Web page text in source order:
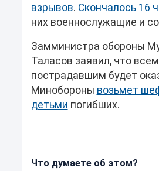
взрывов. Скончалось 16
них военнослужащие и
Замминистра обороны
Таласов заявил, что всем
пострадавшим будет
Минобороны возьмет
детьми погибших.
Что думаете об этом?